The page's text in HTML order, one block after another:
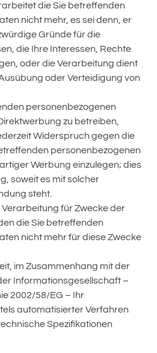
die Sie betreffenden
nicht mehr, es sei denn, er
Gründe für die
die Ihre Interessen, Rechte
oder die Verarbeitung dient
oder Verteidigung von
personenbezogenen
zu betreiben,
Widerspruch gegen die
personenbezogenen
Werbung einzulegen; dies
soweit es mit solcher
steht.
für Zwecke der
die Sie betreffenden
nicht mehr für diese Zwecke
im Zusammenhang mit der
Informationsgesellschaft –
2002/58/EG – Ihr
automatisierter Verfahren
Spezifikationen